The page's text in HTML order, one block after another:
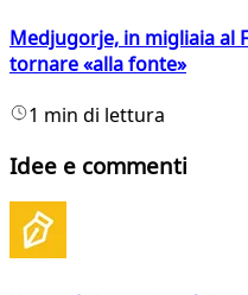
Medjugorje, in migliaia al
tornare «alla fonte»
1 min di lettura
Idee e commenti